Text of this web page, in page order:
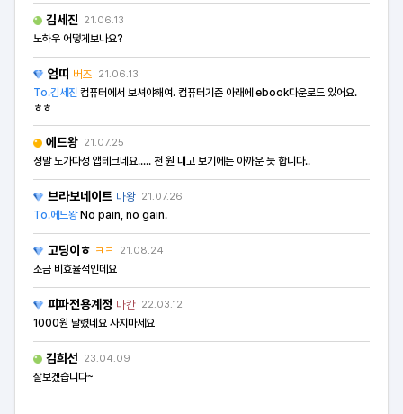
김세진 21.06.13
노하우 어떻게보나요?
엄띠 버즈 21.06.13
To.김세진 컴퓨터에서 보셔야해여. 컴퓨터기준 아래에 ebook다운로드 있어요.
ㅎㅎ
에드왕 21.07.25
정말 노가다성 앱테크네요..... 천 원 내고 보기에는 아까운 듯 합니다..
브라보네이트 마왕 21.07.26
To.에드왕No pain, no gain.
고딩이ㅎ ㅋㅋ
21.08.24
조금 비효율적인데요
피파전용계정 마칸 22.03.12
1000원 날렸네요 사지마세요
김희선 23.04.09
잘보겠습니다~